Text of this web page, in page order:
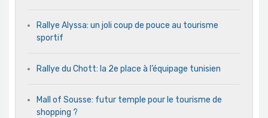
Rallye Alyssa: un joli coup de pouce au tourisme
sportif
Rallye du Chott: la 2e place à l’équipage tunisien
Mall of Sousse: futur temple pour le tourisme de
shopping ?